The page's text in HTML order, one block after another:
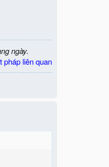
ngày.
pháp liên quan